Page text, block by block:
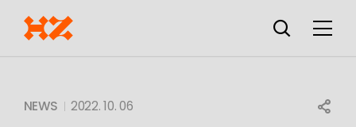
검색창
열기
메뉴
NEWS 2022. 10. 06 SHARE